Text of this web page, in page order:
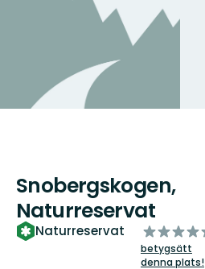
Snobergskogen,
Naturreservat
Naturreservat
av
5
stjärnor
betygsätt
denna plats!